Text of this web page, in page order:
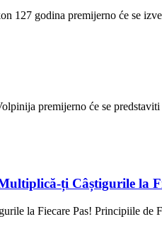
godina premijerno će se
premijerno će se
ți Câștigurile la
la Fiecare Pas! Principiile de